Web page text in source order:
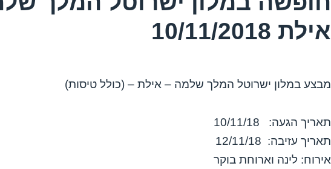
אילת 10/11/2018
מבצע במלון ישרוטל המלך שלמה – אילת – (כולל טיסות)
תאריך הגעה: 10/11/18
תאריך עזיבה: 12/11/18
אירוח: לינה וארוחת בוקר